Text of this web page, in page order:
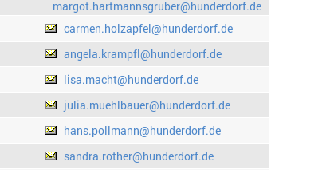
margot.hartmannsgruber@hunderdorf.de
carmen.holzapfel@hunderdorf.de
angela.krampfl@hunderdorf.de
lisa.macht@hunderdorf.de
julia.muehlbauer@hunderdorf.de
hans.pollmann@hunderdorf.de
sandra.rother@hunderdorf.de